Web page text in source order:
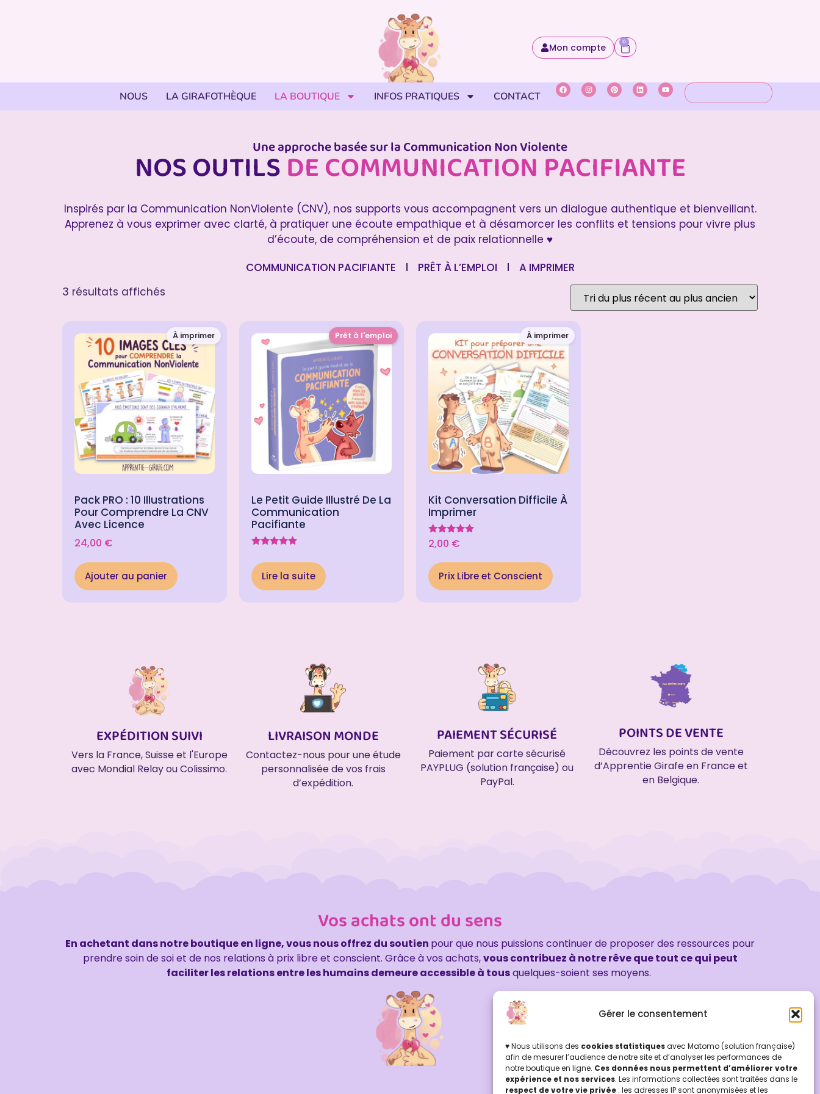
Gérer le consentement
♥ Nous utilisons des cookies statistiquesavec Matomo (solution française)
afin de mesurer l’audience de notre site et d’analyser les performances de
notre boutique en ligne. Ces données nous permettent d’améliorer votre
expérience et nos services. Les informations collectées sont traitées dans le
respect de votre vie privée : les adresses IP sont anonymisées et les
Mon compte 0
NOUS LA GIRAFOTHÈQUE LA BOUTIQUE INFOS PRATIQUES CONTACT
Une approche basée sur la Communication Non Violente
NOS OUTILSDE COMMUNICATION PACIFIANTE
Inspirés par la Communication NonViolente (CNV), nos supports vous accompagnent vers un dialogue authentique et bienveillant.
Apprenez à vous exprimer avec clarté, à pratiquer une écoute empathique et à désamorcer les conflits et tensions pour vivre plus
d’écoute, de compréhension et de paix relationnelle ♥
COMMUNICATION PACIFIANTE
PRÊT À L’EMPLOI
A IMPRIMER
3 résultats affichés
À imprimer
Pack PRO : 10 Illustrations
Pour Comprendre La CNV
Avec Licence
24,00 €
Ajouter au panier
Prêt à l'emploi
Le Petit Guide Illustré De La
Communication
Pacifiante
5.00
sur 5Lire la suite
À imprimer
Kit Conversation Difficile À
Imprimer
Note
5.00
2,00 €
Prix Libre et Conscient
EXPÉDITION SUIVI
Vers la France, Suisse et l'Europe
avec Mondial Relay ou Colissimo.
LIVRAISON MONDE
Contactez-nous pour une étude
personnalisée de vos frais
d’expédition.
PAIEMENT SÉCURISÉ
Paiement par carte sécurisé
PAYPLUG (solution française) ou
PayPal.
POINTS DE VENTE
Découvrez les points de vente
d’Apprentie Girafe en France et
en Belgique.
Vos achats ont du sens
En achetant dans notre boutique en ligne, vous nous offrez du soutien pour que nous puissions continuer de proposer des ressources pour
prendre soin de soi et de nos relations à prix libre et conscient. Grâce à vos achats,vous contribuez à notre rêve que tout ce qui peut
faciliter les relations entre les humains demeure accessible à tousquelques-soient ses moyens.